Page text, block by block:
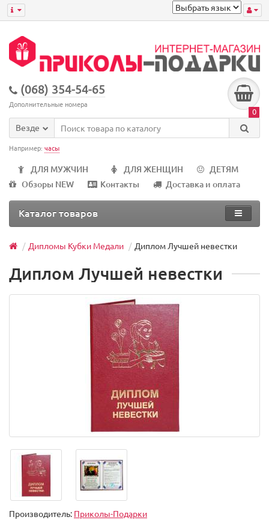
(068) 354-54-65
Дополнительные номера
0
Везде
Например: часы
ДЛЯ МУЖЧИН ДЛЯ ЖЕНЩИН
ДЕТЯМ
Обзоры NEW
Контакты Доставка и оплата
Каталог товаров
Дипломы Кубки Медали Диплом Лучшей невестки
Диплом Лучшей невестки
Производитель: Приколы-Подарки